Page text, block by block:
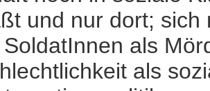
und nur dort;
als
als